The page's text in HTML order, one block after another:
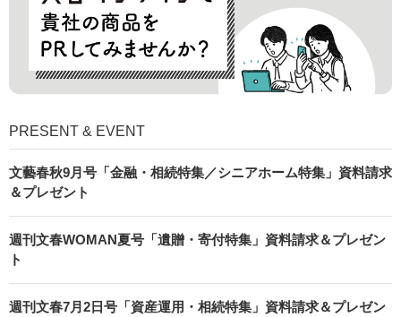
PRESENT & EVENT
文藝春秋9月号「金融・相続特集／シニアホーム特集」資料請求
＆プレゼント
週刊文春WOMAN夏号「遺贈・寄付特集」資料請求＆プレゼン
ト
週刊文春7月2日号「資産運用・相続特集」資料請求＆プレゼン